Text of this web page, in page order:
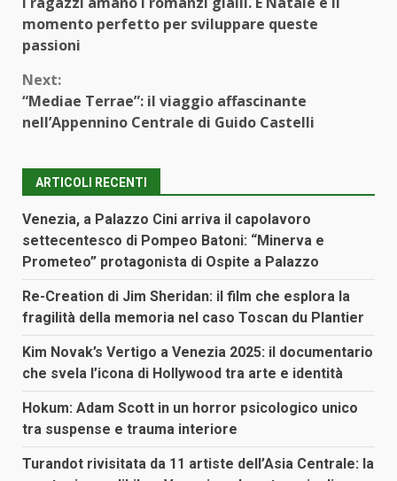
Reading
momento perfetto per sviluppare queste
passioni
Next:
“Mediae Terrae”: il viaggio affascinante
nell’Appennino Centrale di Guido Castelli
ARTICOLI RECENTI
Venezia, a Palazzo Cini arriva il capolavoro
settecentesco di Pompeo Batoni: “Minerva e
Prometeo” protagonista di Ospite a Palazzo
Re-Creation di Jim Sheridan: il film che esplora la
fragilità della memoria nel caso Toscan du Plantier
Kim Novak’s Vertigo a Venezia 2025: il documentario
che svela l’icona di Hollywood tra arte e identità
Hokum: Adam Scott in un horror psicologico unico
tra suspense e trauma interiore
Turandot rivisitata da 11 artiste dell’Asia Centrale: la